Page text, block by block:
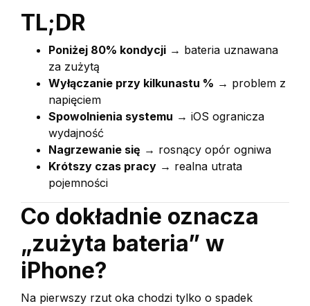
TL;DR
Poniżej 80% kondycji → bateria uznawana
za zużytą
Wyłączanie przy kilkunastu % → problem z
napięciem
Spowolnienia systemu → iOS ogranicza
wydajność
Nagrzewanie się → rosnący opór ogniwa
Krótszy czas pracy → realna utrata
pojemności
Co dokładnie oznacza
„zużyta bateria” w
iPhone?
Na pierwszy rzut oka chodzi tylko o spadek